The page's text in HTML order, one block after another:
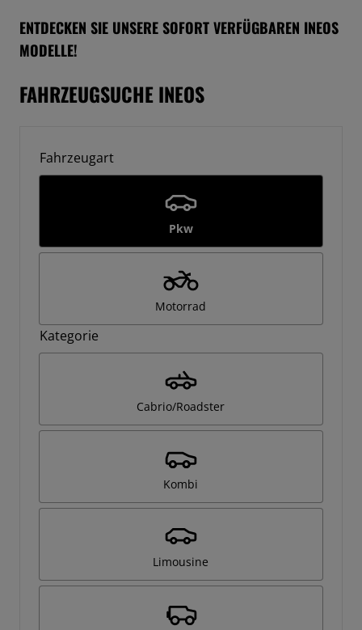
ENTDECKEN SIE UNSERE SOFORT VERFÜGBAREN INEOS
MODELLE!
FAHRZEUGSUCHE INEOS
Fahrzeugart
Pkw
Motorrad
Kategorie
Cabrio/Roadster
Kombi
Limousine